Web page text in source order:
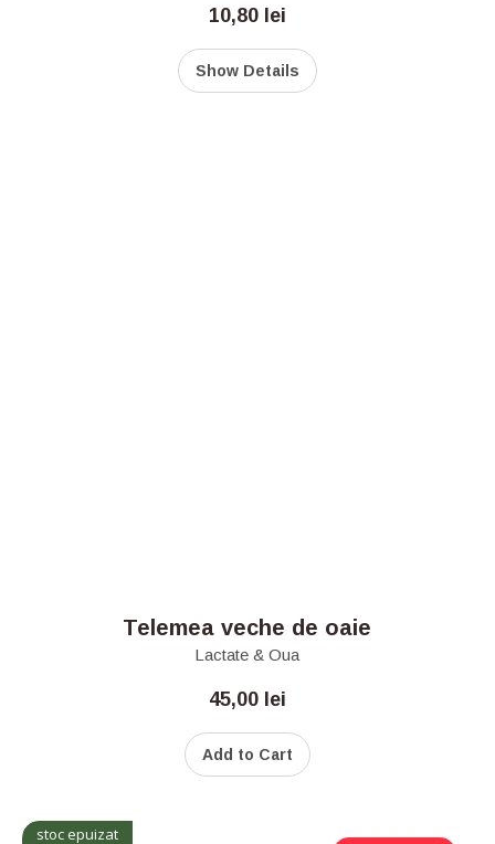
10,80 lei
Show Details
Telemea veche de oaie
Lactate & Oua
45,00 lei
Add to Cart
stoc epuizat